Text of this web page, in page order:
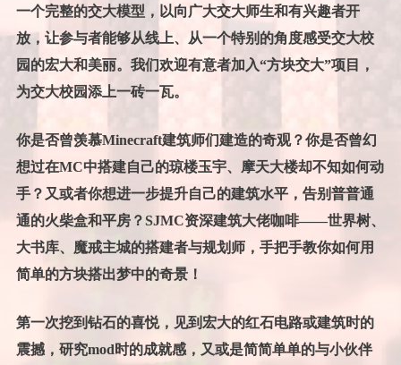
一个完整的交大模型，以向广大交大师生和有兴趣者开
放，让参与者能够从线上、从一个特别的角度感受交大校
园的宏大和美丽。我们欢迎有意者加入“方块交大”项目，
为交大校园添上一砖一瓦。
你是否曾羡慕Minecraft建筑师们建造的奇观？你是否曾幻
想过在MC中搭建自己的琼楼玉宇、摩天大楼却不知如何动
手？又或者你想进一步提升自己的建筑水平，告别普普通
通的火柴盒和平房？SJMC资深建筑大佬咖啡——世界树、
大书库、魔戒主城的搭建者与规划师，手把手教你如何用
简单的方块搭出梦中的奇景！
第一次挖到钻石的喜悦，见到宏大的红石电路或建筑时的
震撼，研究mod时的成就感，又或是简简单单的与小伙伴